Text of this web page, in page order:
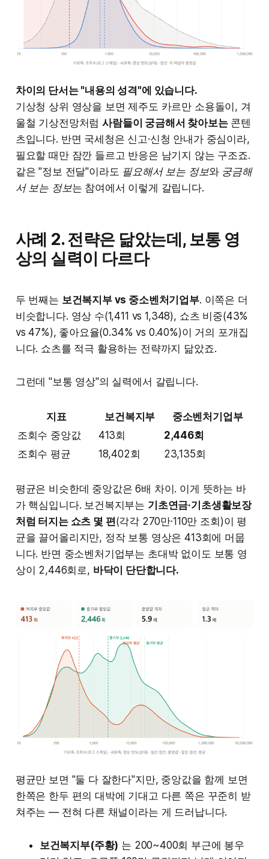
차이의 단서는 "내용의 성격"에 있습니다.
기상청 상위 영상을 보면 제주도 카르만 소용돌이, 겨
울철 기상전망처럼사람들이 궁금해서 찾아보는콘텐
츠입니다. 반면 국세청은 신고·신청 안내가 중심이라,
필요할 때만 잠깐 들르고 반응은 남기지 않는 구조죠.
같은 "정보 전달"이라도 필요해서 보는 정보와 궁금해
서 보는 정보는 참여에서 이렇게 갈립니다.
사례 2. 전략은 닮았는데, 보통 영
상의 실력이 다르다
두 번째는 보건복지부 vs 중소벤처기업부. 이쪽은 더
비슷합니다. 영상 수(1,411 vs 1,348), 쇼츠 비중(43%
vs 47%), 좋아요율(0.34% vs 0.40%)이 거의 포개집
니다. 쇼츠를 적극 활용하는 전략까지 닮았죠.
그런데 "보통 영상"의 실력에서 갈립니다.
지표 보건복지부
중소벤처기업부
조회수 중앙값
413회
2,446회
조회수 평균
18,402회 23,135회
평균은 비슷한데 중앙값은 6배 차이. 이게 뜻하는 바
가 핵심입니다. 보건복지부는 기초연금·기초생활보장
처럼 터지는 쇼츠 몇 편(각각 270만·110만 조회)이 평
균을 끌어올리지만, 정작 보통 영상은 413회에 머뭅
니다. 반면 중소벤처기업부는 초대박 없이도 보통 영
상이 2,446회로, 바닥이 단단합니다.
평균만 보면 "둘 다 잘한다"지만, 중앙값을 함께 보면
한쪽은 한두 편의 대박에 기대고 다른 쪽은 꾸준히 받
쳐주는 — 전혀 다른 채널이라는 게 드러납니다.
보건복지부(주황) 는 200~400회 부근에 봉우